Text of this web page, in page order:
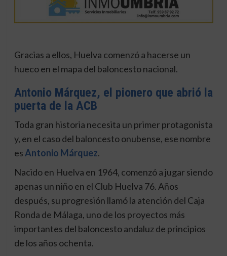
Gracias a ellos, Huelva comenzó a hacerse un
hueco en el mapa del baloncesto nacional.
Antonio Márquez, el pionero que abrió la
puerta de la ACB
Toda gran historia necesita un primer protagonista
y, en el caso del baloncesto onubense, ese nombre
esAntonio Márquez.
Nacido en Huelva en 1964, comenzó a jugar siendo
apenas un niño en el Club Huelva 76. Años
después, su progresión llamó la atención del Caja
Ronda de Málaga, uno de los proyectos más
importantes del baloncesto andaluz de principios
de los años ochenta.